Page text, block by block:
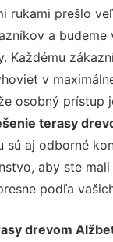
rukami prešlo
a budeme
Každému
v
osobný prístup
terasy
sú aj odborné
aby ste
podľa
drevom